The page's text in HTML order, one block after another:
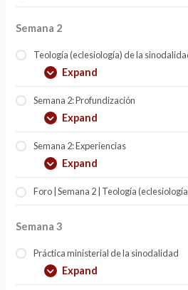
Semana 2
Teología (eclesiología) de la
Expand
Semana 2: Profundización
Expand
Semana 2: Experiencias
Expand
Foro | Semana 2 | Teología
Semana 3
Práctica ministerial de la sinodalidad
Expand